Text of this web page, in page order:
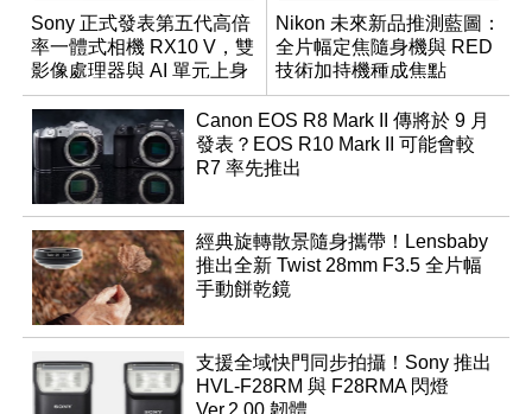
Sony 正式發表第五代高倍
率一體式相機 RX10 V，雙
影像處理器與 AI 單元上身
Nikon 未來新品推測藍圖：
全片幅定焦隨身機與 RED
技術加持機種成焦點
Canon EOS R8 Mark II 傳將於 9 月
發表？EOS R10 Mark II 可能會較
R7 率先推出
經典旋轉散景隨身攜帶！Lensbaby
推出全新 Twist 28mm F3.5 全片幅
手動餅乾鏡
支援全域快門同步拍攝！Sony 推出
HVL-F28RM 與 F28RMA 閃燈
Ver.2.00 韌體